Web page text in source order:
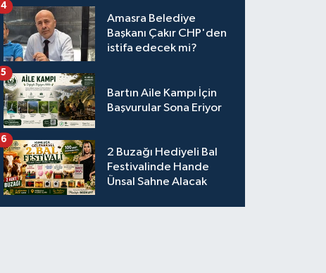
Amasra Belediye
Başkanı Çakır CHP'den
istifa edecek mi?
4
Bartın Aile Kampı İçin
Başvurular Sona Eriyor
5
2 Buzağı Hediyeli Bal
Festivalinde Hande
Ünsal Sahne Alacak
6